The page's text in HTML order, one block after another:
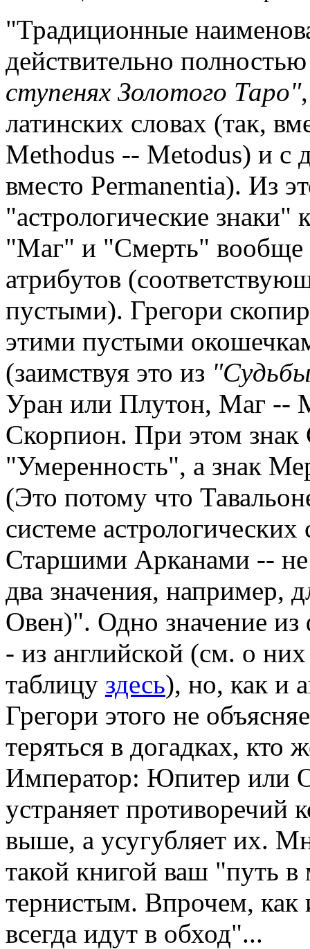
"Традиционные
действительно
ступенях Золотого Таро"
латинских словах (так,
Methodus -- Metodus) и с
вместо Permanentia). Из
"астрологические
"Маг" и "Смерть" вообще
атрибутов
пустыми). Грегори
этими пустыми
(заимствуя это из
Уран или Плутон, Маг --
Скорпион. При этом знак
"Умеренность", а знак
(Это потому что
системе
Старшими Арканами -- не
два значения, например,
Овен)". Одно значение из
- из английской (см. о
таблицу здесь), но, как и
Грегори этого не
теряться в догадках, кто
Император: Юпитер или
устраняет противоречий
выше, а усугубляет их.
такой книгой ваш "путь
тернистым. Впрочем, как
всегда идут в обход"...